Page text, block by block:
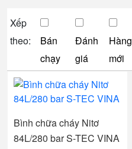
Xếp
theo:
Bán
chạy
Đánh
giá
Hàng
mới
Bình chữa cháy Nitơ
84L/280 bar S-TEC VINA